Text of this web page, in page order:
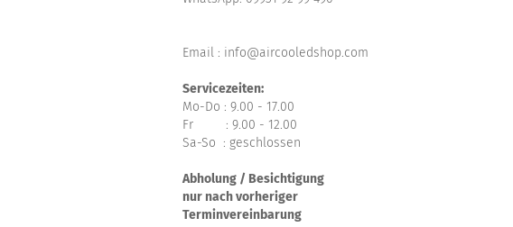
Email : info@aircooledshop.com
Servicezeiten:
Mo-Do : 9.00 - 17.00
Fr : 9.00 - 12.00
Sa-So : geschlossen
Abholung / Besichtigung
nur nach vorheriger
Terminvereinbarung